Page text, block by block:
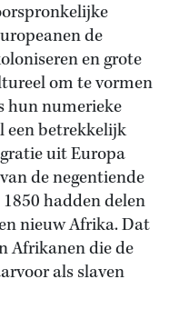
de
en grote
om te vormen
hun numerieke
een betrekkelijk
uit Europa
de negentiende
hadden delen
nieuw Afrika. Dat
Afrikanen die de
als slaven